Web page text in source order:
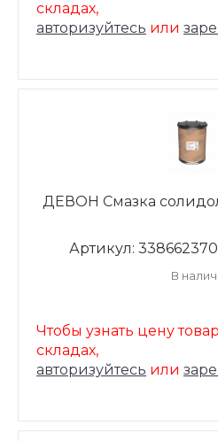
складах,
авторизуйтесь или
ДЕВОН Смазка
Артикул: 338662370
В
Чтобы узнать цену
складах,
авторизуйтесь или